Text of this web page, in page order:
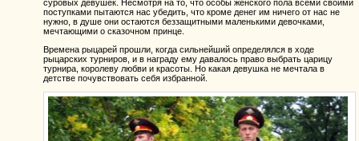
суровых девушек. Несмотря на то, что особы женского пола всеми своими
поступками пытаются нас убедить, что кроме денег им ничего от нас не
нужно, в душе они остаются беззащитными маленькими девочками,
мечтающими о сказочном принце.
Времена рыцарей прошли, когда сильнейший определялся в ходе
рыцарских турниров, и в награду ему давалось право выбрать царицу
турнира, королеву любви и красоты. Но какая девушка не мечтала в
детстве почувствовать себя избранной.